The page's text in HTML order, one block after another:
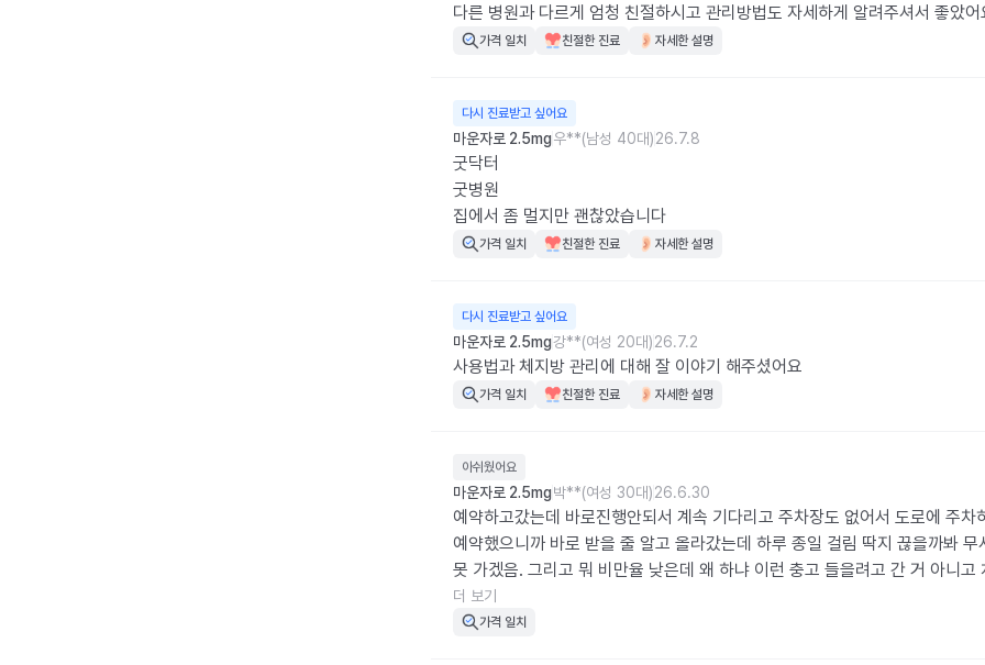
다른 병원과 다르게 엄청 친절하시고 관리방법도 자세하게 알려주셔서 좋았
가격 일치 친절한 진료 자세한 설명
다시 진료받고 싶어요
마운자로 2.5mg우**(남성 40대)26.7.8
굿닥터
굿병원
집에서 좀 멀지만 괜찮았습니다
가격 일치 친절한 진료 자세한 설명
다시 진료받고 싶어요
마운자로 2.5mg강**(여성 20대)26.7.2
사용법과 체지방 관리에 대해 잘 이야기 해주셨어요
가격 일치 친절한 진료 자세한 설명
아쉬웠어요
마운자로 2.5mg박**(여성 30대)26.6.30
예약하고갔는데 바로진행안되서 계속 기다리고 주차장도 없어서 도로에 주차
예약했으니까 바로 받을 줄 알고 올라갔는데 하루 종일 걸림 딱지 끊을까봐 무
못 가겠음. 그리고 뭐 비만율 낮은데 왜 하냐 이런 충고 들을려고 간 거 아니고
해 본 거 아니라서 다 아는데 들어 가자마자 빨리 처방전이나 주지  차때문에
겠는데 어쨌네 저쨌네 충고연설듣다 나와고 다른 병원은 바로바로 줘서 여기
더 보기
가격 일치